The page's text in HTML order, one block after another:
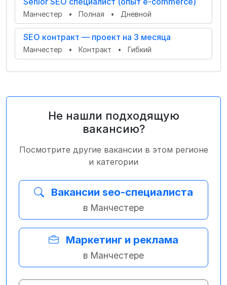
Манчестер • Полная • Дневной
SEO контракт — проект на 3 месяца
Манчестер • Контракт • Гибкий
Не нашли подходящую
вакансию?
Посмотрите другие вакансии в этом регионе
и категории
Вакансии seo-специалиста
в Манчестере
Маркетинг и реклама
в Манчестере